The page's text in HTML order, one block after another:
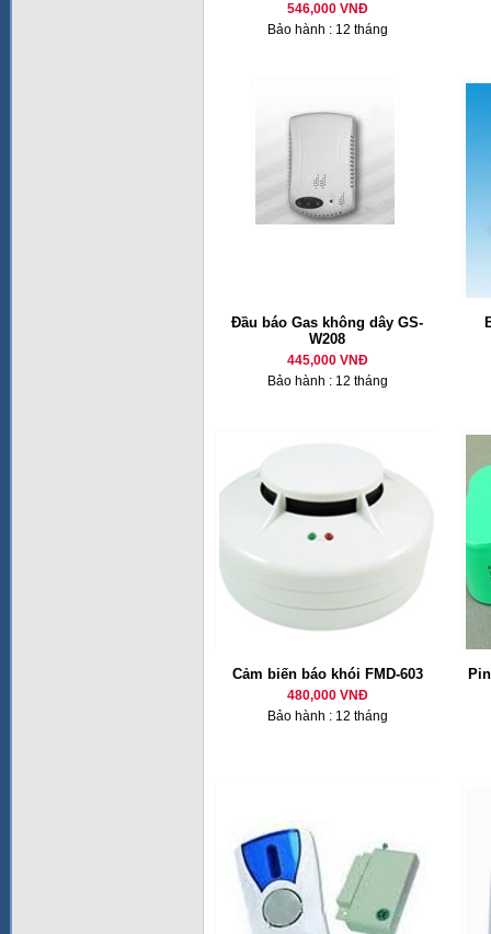
546,000 VNĐ
Bảo hành : 12 tháng
Đầu báo Gas không dây GS-
W208
445,000 VNĐ
Bảo hành : 12 tháng
Cảm biến báo khói FMD-603
480,000 VNĐ
Bảo hành : 12 tháng